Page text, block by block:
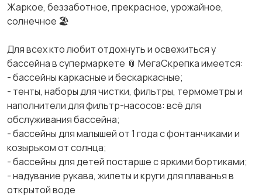
Жаркое, беззаботное, прекрасное, урожайное,
солнечное 🏖️
Для всех кто любит отдохнуть и освежиться у
бассейна в супермаркете 📎 МегаСкрепка имеется:
- бассейны каркасные и бескаркасные;
- тенты, наборы для чистки, фильтры, термометры и
наполнители для фильтр-насосов: всё для
обслуживания бассейна;
- бассейны для малышей от 1 года с фонтанчиками и
козырьком от солнца;
- бассейны для детей постарше с яркими бортиками;
- надувание рукава, жилеты и круги для плаванья в
открытой воде